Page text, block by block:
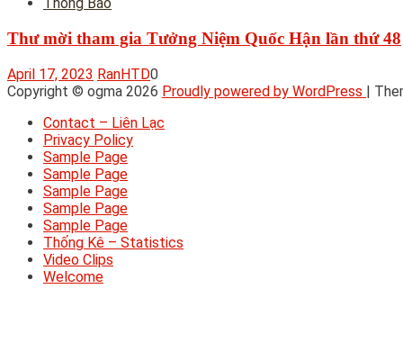
Thông Báo
Thư mời tham gia Tưởng Niệm Quốc Hận lần thứ 48
April 17, 2023 RanHTD0
Copyright © ogma 2026 Proudly powered by WordPress |
Contact – Liên Lạc
Privacy Policy
Sample Page
Sample Page
Sample Page
Sample Page
Sample Page
Thống Kê – Statistics
Video Clips
Welcome